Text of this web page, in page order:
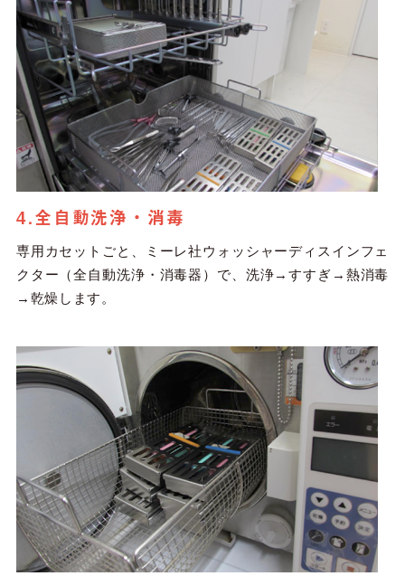
4.全自動洗浄・消毒
専用カセットごと、ミーレ社ウォッシャーディスインフェ
クター（全自動洗浄・消毒器）で、洗浄→すすぎ→熱消毒
→乾燥します。